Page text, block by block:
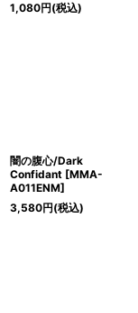
1,080円(税込)
闇の腹心/Dark
Confidant [MMA-
A011ENM]
3,580円(税込)